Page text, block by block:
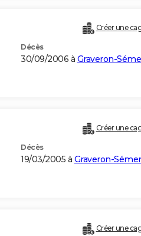
Créer une
Décès
30/09/2006 à Graveron-
Créer une
Décès
19/03/2005 à Graveron-
Créer une